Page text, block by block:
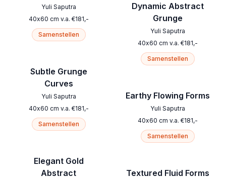
Yuli Saputra
40x60 cm v.a. €181,-
Samenstellen
Subtle Grunge
Curves
Yuli Saputra
40x60 cm v.a. €181,-
Samenstellen
Elegant Gold
Abstract
Dynamic Abstract
Grunge
Yuli Saputra
40x60 cm v.a. €181,-
Samenstellen
Earthy Flowing Forms
Yuli Saputra
40x60 cm v.a. €181,-
Samenstellen
Textured Fluid Forms